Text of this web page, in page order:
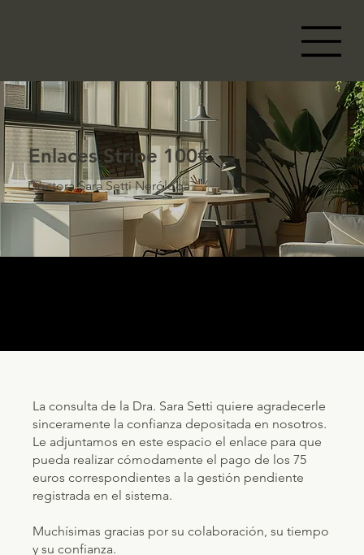
Doctora Sara Setti Neróloga
Enlaces Stripe 100€
La consulta de la Dra. Sara Setti quiere agradecerle
sinceramente la confianza depositada en nosotros.
Le adjuntamos en este espacio el enlace para que
pueda realizar cómodamente el pago de los 75
euros correspondientes a la gestión pendiente
registrada en el sistema.
Muchísimas gracias por su colaboración, su tiempo
y su confianza.